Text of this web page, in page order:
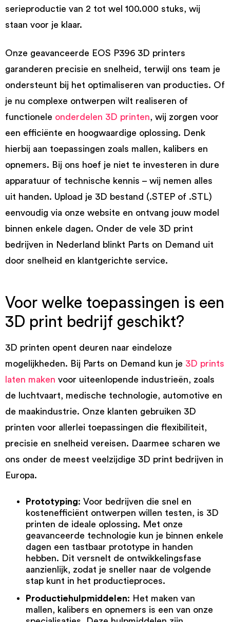
serieproductie van 2 tot wel 100.000 stuks, wij
staan voor je klaar.
Onze geavanceerde EOS P396 3D printers
garanderen precisie en snelheid, terwijl ons team je
ondersteunt bij het optimaliseren van producties. Of
je nu complexe ontwerpen wilt realiseren of
functionele onderdelen 3D printen, wij zorgen voor
een efficiënte en hoogwaardige oplossing. Denk
hierbij aan toepassingen zoals mallen, kalibers en
opnemers. Bij ons hoef je niet te investeren in dure
apparatuur of technische kennis – wij nemen alles
uit handen. Upload je 3D bestand (.STEP of .STL)
eenvoudig via onze website en ontvang jouw model
binnen enkele dagen. Onder de vele 3D print
bedrijven in Nederland blinkt Parts on Demand uit
door snelheid en klantgerichte service.
Voor welke toepassingen is een
3D print bedrijf geschikt?
3D printen opent deuren naar eindeloze
mogelijkheden. Bij Parts on Demand kun je 3D prints
laten maken voor uiteenlopende industrieën, zoals
de luchtvaart, medische technologie, automotive en
de maakindustrie. Onze klanten gebruiken 3D
printen voor allerlei toepassingen die flexibiliteit,
precisie en snelheid vereisen. Daarmee scharen we
ons onder de meest veelzijdige 3D print bedrijven in
Europa.
Prototyping: Voor bedrijven die snel en
kostenefficiënt ontwerpen willen testen, is 3D
printen de ideale oplossing. Met onze
geavanceerde technologie kun je binnen enkele
dagen een tastbaar prototype in handen
hebben. Dit versnelt de ontwikkelingsfase
aanzienlijk, zodat je sneller naar de volgende
stap kunt in het productieproces.
Productiehulpmiddelen: Het maken van
mallen, kalibers en opnemers is een van onze